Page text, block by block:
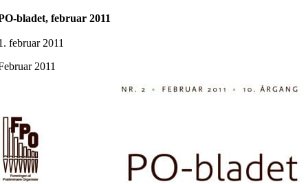
bladet, februar 2011
februar 2011
2011